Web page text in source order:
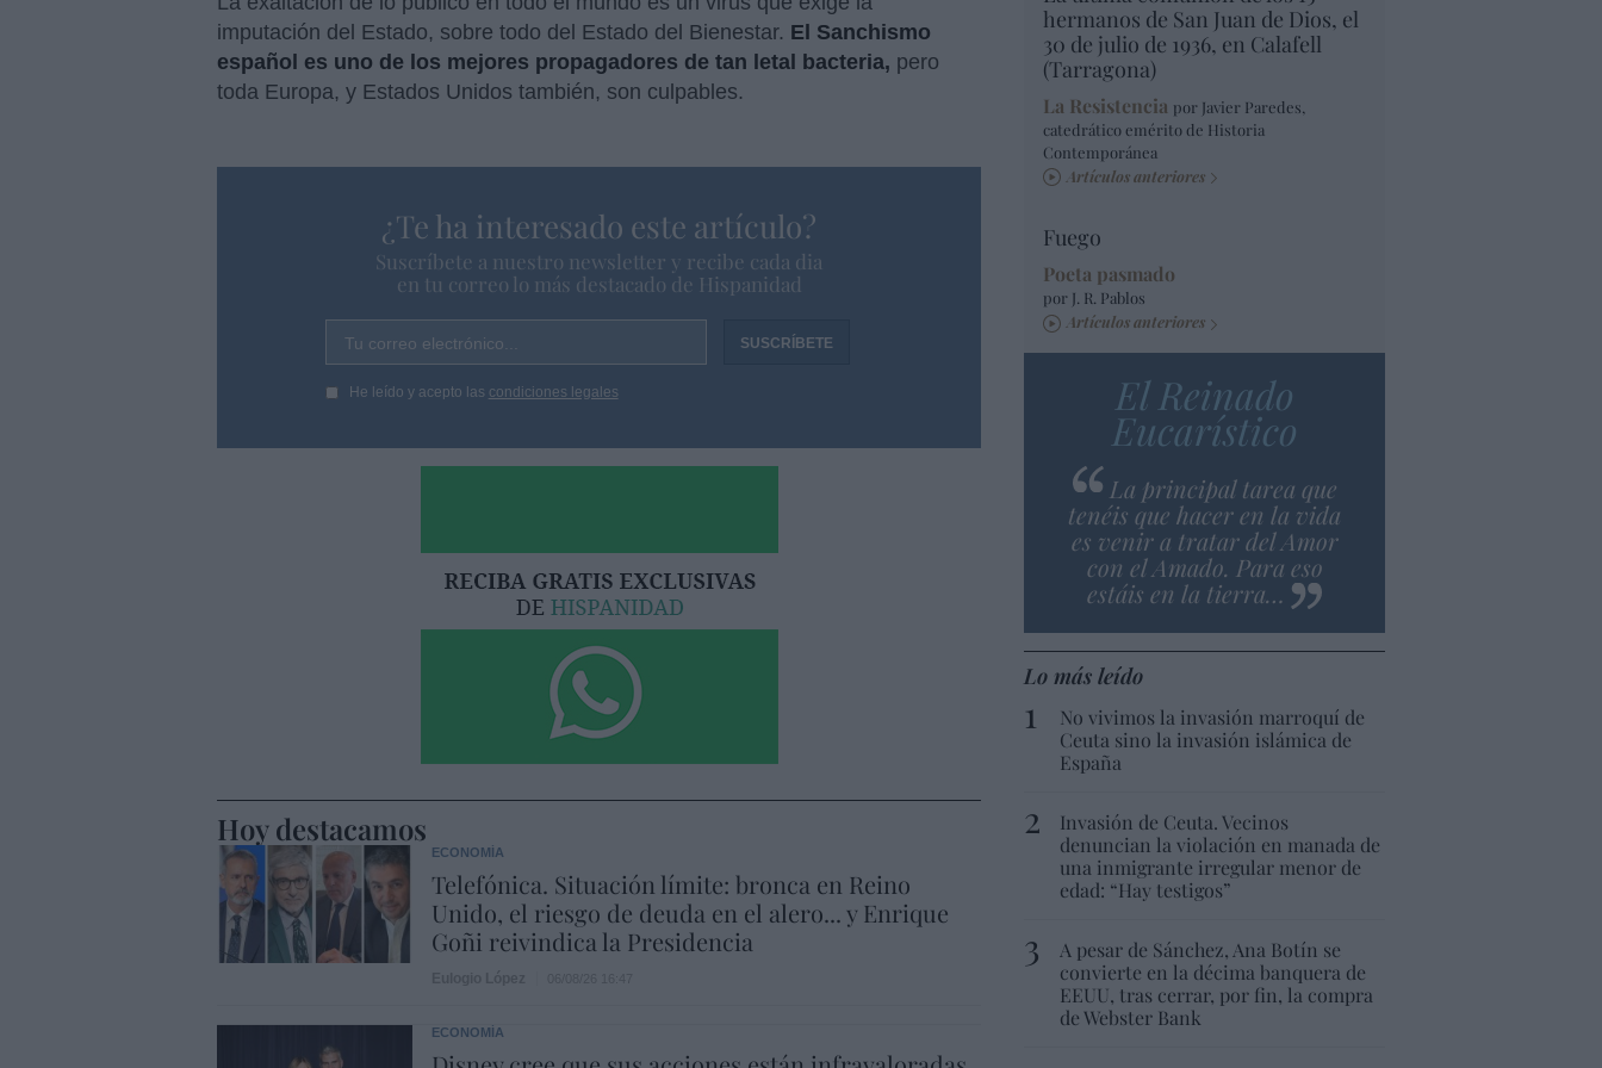
imputación del Estado, sobre todo del Estado del Bienestar. El Sanchismo
español es uno de los mejores propagadores de tan letal bacteria, pero
toda Europa, y Estados Unidos también, son culpables.
¿Te ha interesado este artículo?
Suscríbete a nuestro newsletter y recibe cada dia
en tu correo lo más destacado de Hispanidad
Tu correo electrónico...
He leído y acepto las condiciones legales
Hoy destacamos
ECONOMÍA
Telefónica. Situación límite: bronca en Reino
Unido, el riesgo de deuda en el alero... y Enrique
Goñi reivindica la Presidencia
ECONOMÍA
hermanos de San Juan de Dios, el
30 de julio de 1936, en Calafell
(Tarragona)
La Resistencia por Javier Paredes,
catedrático emérito de Historia
Contemporánea
Artículos anteriores
Fuego
Poeta pasmado
por J. R. Pablos
Artículos anteriores
El Reinado
Eucarístico
La principal tarea que
tenéis que hacer en la vida
es venir a tratar del Amor
con el Amado. Para eso
estáis en la tierra…
Lo más leído
No vivimos la invasión marroquí de
Ceuta sino la invasión islámica de
España
Invasión de Ceuta. Vecinos
denuncian la violación en manada de
una inmigrante irregular menor de
edad: “Hay testigos”
A pesar de Sánchez, Ana Botín se
convierte en la décima banquera de
EEUU, tras cerrar, por fin, la compra
de Webster Bank